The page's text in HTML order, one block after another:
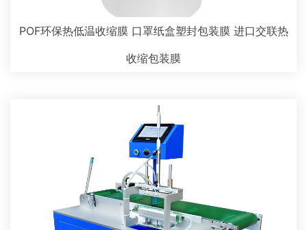
POF环保热低温收缩膜 口罩纸盒塑封包装膜 进口交联热
收缩包装膜